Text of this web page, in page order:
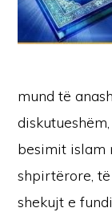
mund të
besimit islam
shpirtërore,
shekujt e